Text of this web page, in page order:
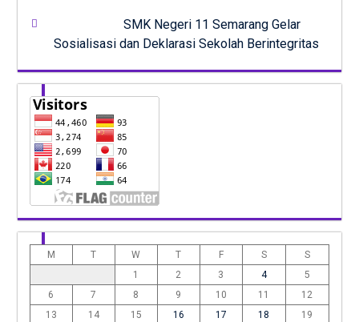
SMK Negeri 11 Semarang Gelar
Sosialisasi dan Deklarasi Sekolah Berintegritas
M T W T F S
S
1
2 3 4
5
6
7 8 9 10 11
12
13
14 15 16 17 18
19